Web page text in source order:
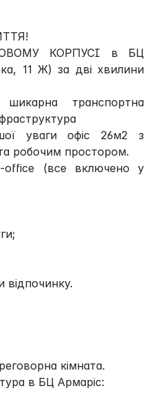
КОРПУСІ в БЦ
11 Ж) за дві хвилини
шикарна транспортна
уваги офіс 26м2 з
робочим простором.
office (все включено у
відпочинку.
кімната.
в БЦ Армаріс: